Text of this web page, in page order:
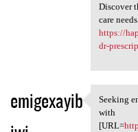
Discover
care
https://
dr-
emigexayib Seeking
Seeking
with
[URL=